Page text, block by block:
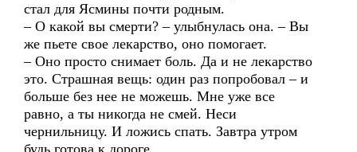
стал для Ясмины почти родным.
– О какой вы смерти? – улыбнулась она. – Вы
же пьете свое лекарство, оно помогает.
– Оно просто снимает боль. Да и не лекарство
это. Страшная вещь: один раз попробовал – и
больше без нее не можешь. Мне уже все
равно, а ты никогда не смей. Неси
чернильницу. И ложись спать. Завтра утром
будь готова к дороге.